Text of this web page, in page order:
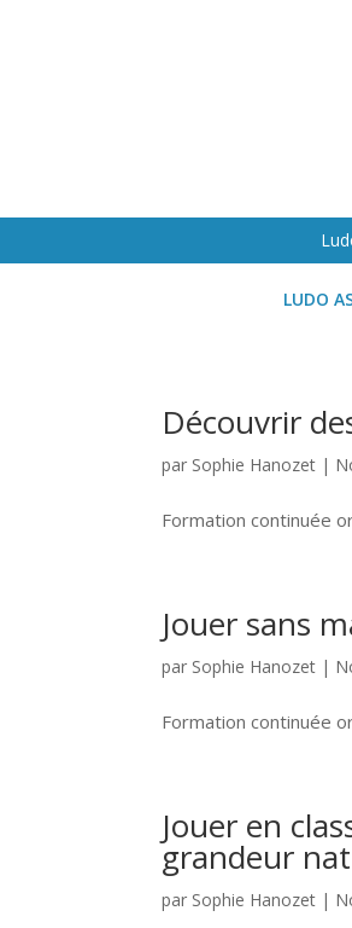
LUDO
Découvrir
par Sophie Hanozet |
Formation continuée
Jouer sans
par Sophie Hanozet |
Formation continuée
Jouer en
grandeur
par Sophie Hanozet |